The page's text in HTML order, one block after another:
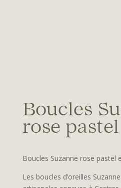
Boucles
rose
Boucles Suzanne rose pastel
Les boucles d’oreilles